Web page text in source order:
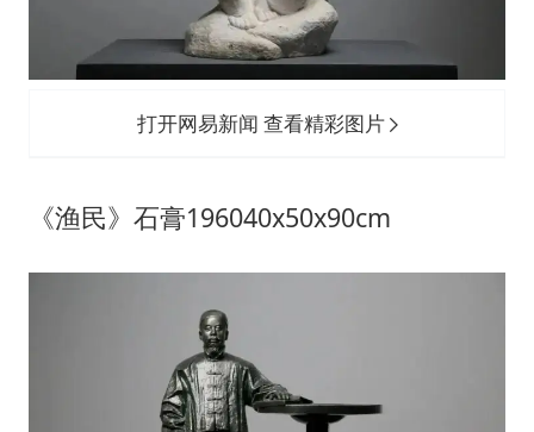
打开网易新闻 查看精彩图片
《渔民》石膏196040x50x90cm